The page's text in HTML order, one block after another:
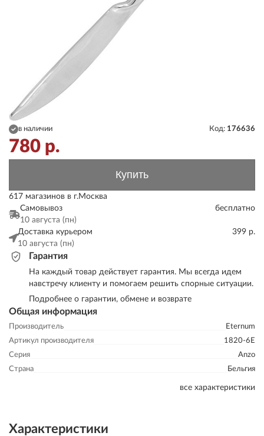
Общая информация
Производитель
Eternum
Артикул производителя
1820-6E
Серия
Anzo
Страна
Бельгия
все характеристики
в наличии Код: 176636
780 р.
Купить
617 магазинов в г.Москва
Самовывоз
10 августа (пн)
бесплатно
Доставка курьером
10 августа (пн)
399 р.
Гарантия
На каждый товар действует гарантия. Мы всегда идем
навстречу клиенту и помогаем решить спорные ситуации.
Подробнее о гарантии, обмене и возврате
Характеристики